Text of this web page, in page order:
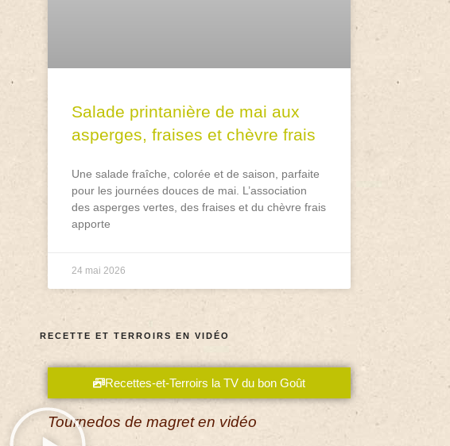
Salade printanière de mai aux
asperges, fraises et chèvre frais
Une salade fraîche, colorée et de saison, parfaite
pour les journées douces de mai. L’association
des asperges vertes, des fraises et du chèvre frais
apporte
24 mai 2026
RECETTE ET TERROIRS EN VIDÉO
Recettes-et-Terroirs la TV du bon Goût
Tournedos de magret en vidéo